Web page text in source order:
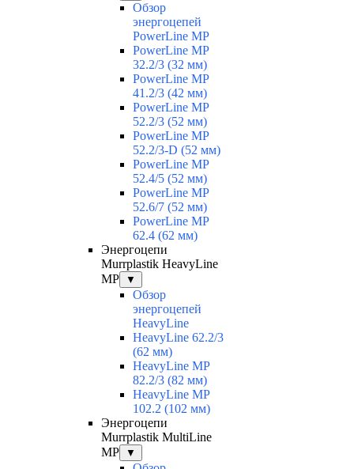
Обзор
энергоцепей
PowerLine MP
PowerLine MP
32.2/3 (32 мм)
PowerLine MP
41.2/3 (42 мм)
PowerLine MP
52.2/3 (52 мм)
PowerLine MP
52.2/3-D (52 мм)
PowerLine MP
52.4/5 (52 мм)
PowerLine MP
52.6/7 (52 мм)
PowerLine MP
62.4 (62 мм)
Энергоцепи
Murrplastik HeavyLine
MP
▼
Обзор
энергоцепей
HeavyLine
HeavyLine 62.2/3
(62 мм)
HeavyLine MP
82.2/3 (82 мм)
HeavyLine MP
102.2 (102 мм)
Энергоцепи
Murrplastik MultiLine
MP
▼